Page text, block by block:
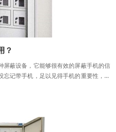
果更加好。 保密柜密码忘记了怎么办
试解决： 您可以点击“忘记密码”，
码重置。若帐号密码忘记，可点击输入框
善保管好自己的密码，及牢记密保问题
密保信息，因此如果您密码和密保问题
保密柜里的文件也无法找回。 温馨提
保密柜会被锁定1分钟， 解锁之后若是
输入错误后界面有明确提示，请谨慎操
件管理>更多>设置>关于”中进行查看。
否周正，间隙是否一样。至于那个牌子
个只能说各有千秋，看你的需求了，适合
？
蔽设备，它能够很有效的屏蔽手机的信
记带手机，足以见得手机的重要性，但
性也是比较强的，所以手机屏蔽柜也是
尺寸——产品的具体尺寸应考虑实际
数量等。因此，建议选择质量可靠的生产